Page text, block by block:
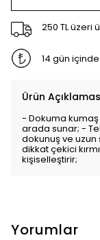
250 TL üzeri
14 gün
Ürün
- Dokuma kumaş
arada sunar; -
dokunuş ve uzun
dikkat çekici
kişiselleştirir;
Yorumlar